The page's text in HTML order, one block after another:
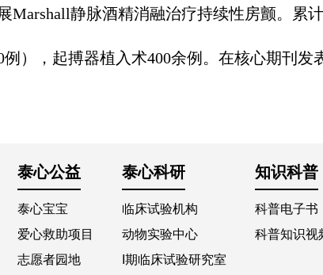
Marshall静脉酒精消融治疗持续性房颤。累
），起搏器植入术400余例。在核心期刊发
泰心公益 泰心科研 知识科普
泰心宝宝
爱心救助项目
志愿者园地
临床试验机构
动物实验中心
I期临床试验研究室
科普电子书
科普知识视